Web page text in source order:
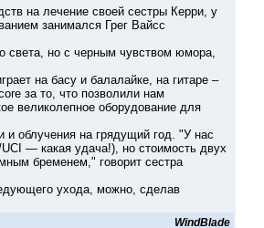
на лечение своей сестры Керри, у
занимался Грег Вайсс
но с черным чувством юмора,
на басу и балалайке, на гитаре –
за то, что позволили нам
великолепное оборудование для
облучения на грядущий год. "У нас
— какая удача!), но стоимость двух
бременем," говорит сестра
ухода, можно, сделав
WindBlade